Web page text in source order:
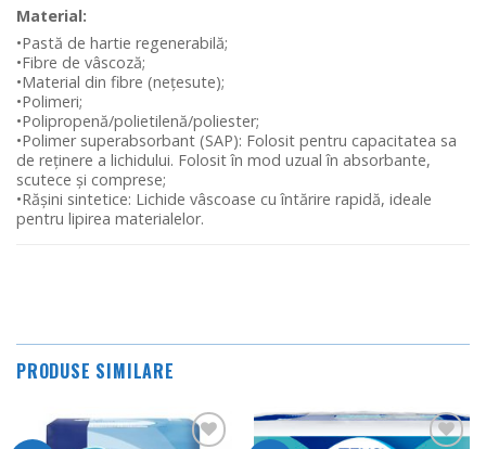
Material:
•Pastă de hartie regenerabilă;
•Fibre de vâscoză;
•Material din fibre (nețesute);
•Polimeri;
•Polipropenă/polietilenă/poliester;
•Polimer superabsorbant (SAP): Folosit pentru capacitatea sa
de reținere a lichidului. Folosit în mod uzual în absorbante,
scutece și comprese;
•Rășini sintetice: Lichide vâscoase cu întărire rapidă, ideale
pentru lipirea materialelor.
PRODUSE SIMILARE